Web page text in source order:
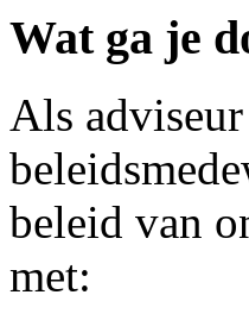
Wat ga je
Als
beleid van
met: